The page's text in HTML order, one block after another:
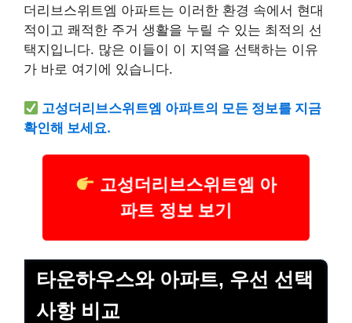
더리브스위트엠 아파트는 이러한 환경 속에서 현대
적이고 쾌적한 주거 생활을 누릴 수 있는 최적의 선
택지입니다. 많은 이들이 이 지역을 선택하는 이유
가 바로 여기에 있습니다.
고성더리브스위트엠 아파트의 모든 정보를 지금
확인해 보세요.
고성더리브스위트엠 아
파트 정보 보기
타운하우스와 아파트, 우선 선택
사항 비교